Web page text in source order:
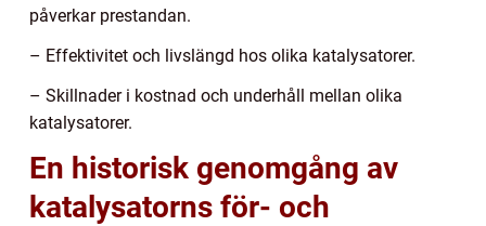
påverkar prestandan.
– Effektivitet och livslängd hos olika katalysatorer.
– Skillnader i kostnad och underhåll mellan olika
katalysatorer.
En historisk genomgång av
katalysatorns för- och